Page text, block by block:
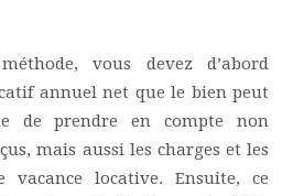
vous devez d’abord
annuel net que le bien peut
de prendre en compte non
mais aussi les charges et les
vacance locative. Ensuite, ce